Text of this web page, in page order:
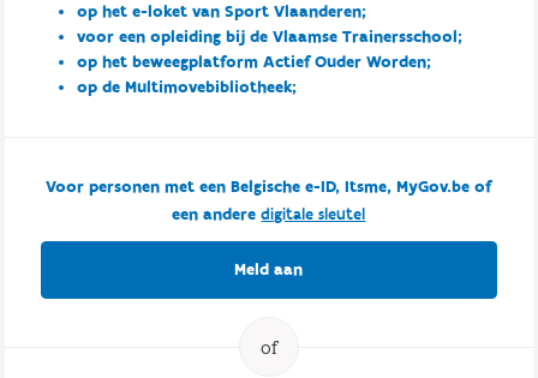
op het e-loket van Sport Vlaanderen;
voor een opleiding bij de Vlaamse Trainersschool;
op het beweegplatform Actief Ouder Worden;
op de Multimovebibliotheek;
Voor personen met een Belgische e-ID, Itsme, MyGov.be of
een anderedigitale sleutel
Meld aan